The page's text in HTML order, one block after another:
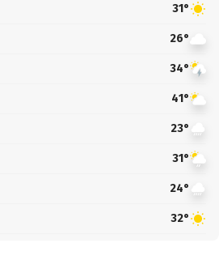
31°
26°
34°
41°
23°
31°
24°
32°